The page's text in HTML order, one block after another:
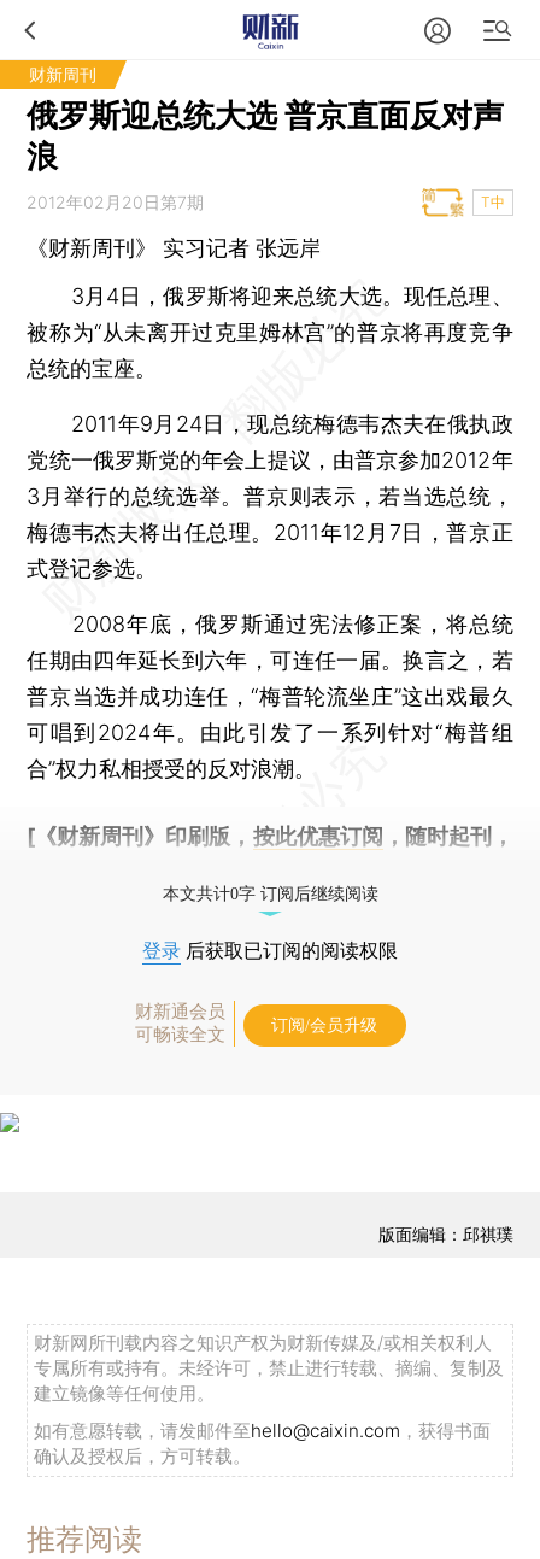
财新周刊
俄罗斯迎总统大选 普京直面反对声
浪
2012年02月20日第7期 T中
《财新周刊》 实习记者张远岸
3月4日，俄罗斯将迎来总统大选。现任总理、
被称为“从未离开过克里姆林宫”的普京将再度竞争
总统的宝座。
2011年9月24日，现总统梅德韦杰夫在俄执政
党统一俄罗斯党的年会上提议，由普京参加2012年
3月举行的总统选举。普京则表示，若当选总统，
梅德韦杰夫将出任总理。2011年12月7日，普京正
式登记参选。
2008年底，俄罗斯通过宪法修正案，将总统
任期由四年延长到六年，可连任一届。换言之，若
普京当选并成功连任，“梅普轮流坐庄”这出戏最久
可唱到2024年。由此引发了一系列针对“梅普组
合”权力私相授受的反对浪潮。
[《财新周刊》印刷版， 按此优惠订阅 ，随时起刊，
本文共计0字 订阅后继续阅读
登录 后获取已订阅的阅读权限
财新通会员
可畅读全文
订阅/会员升级
版面编辑：邱祺璞
财新网所刊载内容之知识产权为财新传媒及/或相关权利人
专属所有或持有。未经许可，禁止进行转载、摘编、复制及
建立镜像等任何使用。
如有意愿转载，请发邮件至hello@caixin.com ，获得书面
确认及授权后，方可转载。
推荐阅读